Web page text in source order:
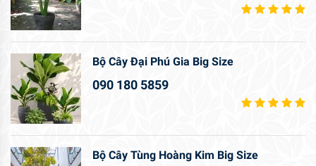
Bộ Cây Đại Phú Gia Big Size
090 180 5859
Bộ Cây Tùng Hoàng Kim Big Size